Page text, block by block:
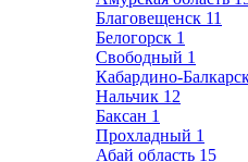
Благовещенск 11
Белогорск 1
Свободный 1
Кабардино-
Нальчик 12
Баксан 1
Прохладный 1
Абай область 15